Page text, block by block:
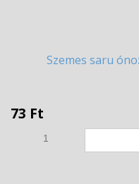
Szemes saru
73 Ft